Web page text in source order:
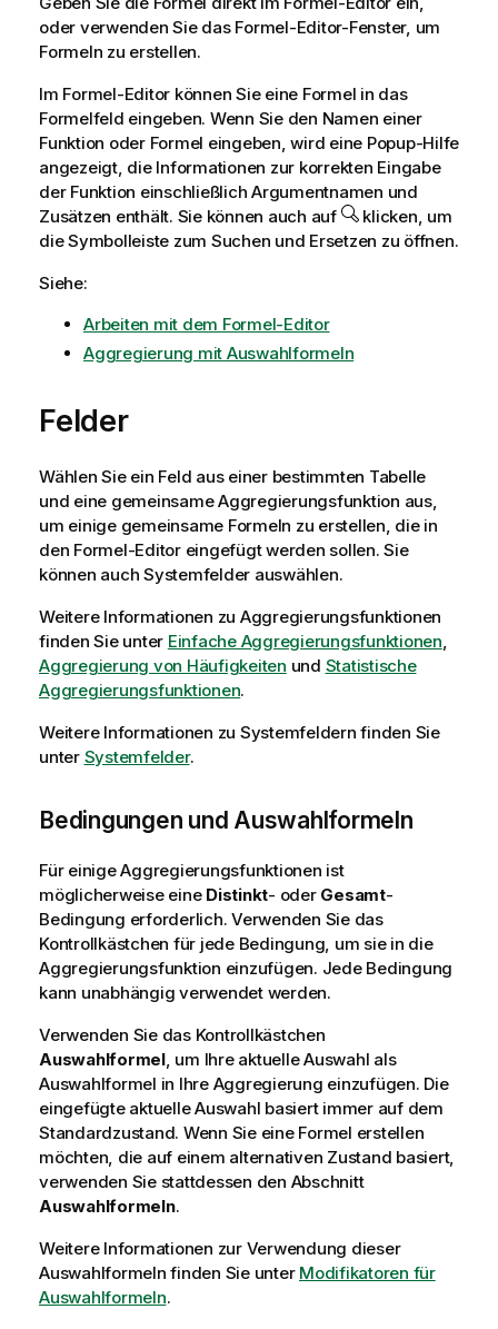
oder verwenden Sie das Formel-Editor-Fenster, um
Formeln zu erstellen.
Im Formel-Editor können Sie eine Formel in das
Formelfeld eingeben. Wenn Sie den Namen einer
Funktion oder Formel eingeben, wird eine Popup-Hilfe
angezeigt, die Informationen zur korrekten Eingabe
der Funktion einschließlich Argumentnamen und
Zusätzen enthält. Sie können auch auf
klicken, um
die Symbolleiste zum Suchen und Ersetzen zu öffnen.
Siehe:
Arbeiten mit dem Formel-Editor
Aggregierung mit Auswahlformeln
Felder
Wählen Sie ein Feld aus einer bestimmten Tabelle
und eine gemeinsame Aggregierungsfunktion aus,
um einige gemeinsame Formeln zu erstellen, die in
den Formel-Editor eingefügt werden sollen. Sie
können auch Systemfelder auswählen.
Weitere Informationen zu Aggregierungsfunktionen
finden Sie unter Einfache Aggregierungsfunktionen,
Aggregierung von Häufigkeiten und Statistische
Aggregierungsfunktionen.
Weitere Informationen zu Systemfeldern finden Sie
unter Systemfelder.
Bedingungen und Auswahlformeln
Für einige Aggregierungsfunktionen ist
möglicherweise eine Distinkt- oder Gesamt-
Bedingung erforderlich. Verwenden Sie das
Kontrollkästchen für jede Bedingung, um sie in die
Aggregierungsfunktion einzufügen. Jede Bedingung
kann unabhängig verwendet werden.
Verwenden Sie das Kontrollkästchen
Auswahlformel, um Ihre aktuelle Auswahl als
Auswahlformel in Ihre Aggregierung einzufügen. Die
eingefügte aktuelle Auswahl basiert immer auf dem
Standardzustand. Wenn Sie eine Formel erstellen
möchten, die auf einem alternativen Zustand basiert,
verwenden Sie stattdessen den Abschnitt
Auswahlformeln.
Weitere Informationen zur Verwendung dieser
Auswahlformeln finden Sie unter Modifikatoren für
Auswahlformeln.